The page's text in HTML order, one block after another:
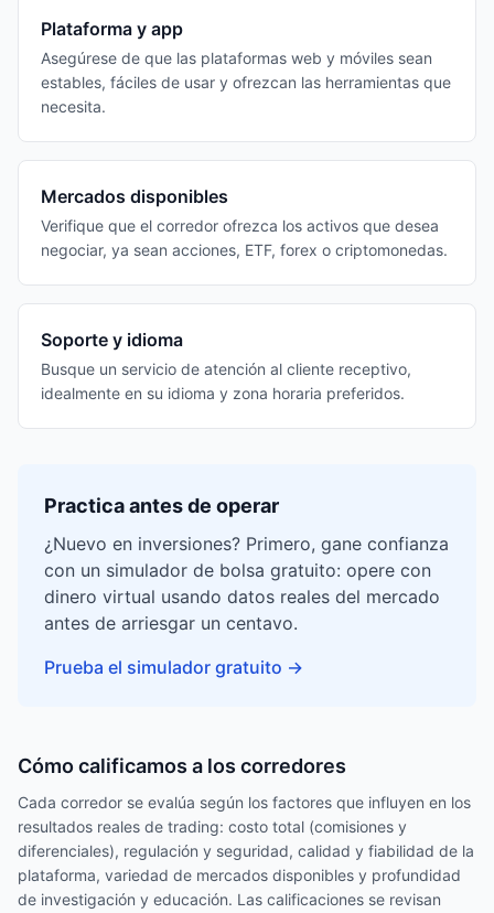
Plataforma y app
Asegúrese de que las plataformas web y móviles sean
estables, fáciles de usar y ofrezcan las herramientas que
necesita.
Mercados disponibles
Verifique que el corredor ofrezca los activos que desea
negociar, ya sean acciones, ETF, forex o criptomonedas.
Soporte y idioma
Busque un servicio de atención al cliente receptivo,
idealmente en su idioma y zona horaria preferidos.
Practica antes de operar
¿Nuevo en inversiones? Primero, gane confianza
con un simulador de bolsa gratuito: opere con
dinero virtual usando datos reales del mercado
antes de arriesgar un centavo.
Prueba el simulador gratuito →
Cómo calificamos a los corredores
Cada corredor se evalúa según los factores que influyen en los
resultados reales de trading: costo total (comisiones y
diferenciales), regulación y seguridad, calidad y fiabilidad de la
plataforma, variedad de mercados disponibles y profundidad
de investigación y educación. Las calificaciones se revisan